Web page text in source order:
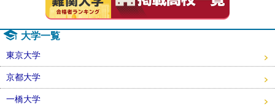
大学一覧
東京大学
京都大学
一橋大学